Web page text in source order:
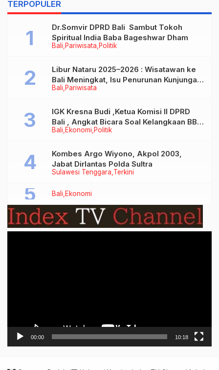
Donor Plasma
2024-2029
TERPOPULER
Bali Pariwisata Politik
Dr.Somvir DPRD Bali Sambut Tokoh
Spiritual India Baba Bageshwar Dham
Bali Pariwisata
Libur Nataru 2025–2026 : Wisatawan ke
Bali Meningkat, Isu Penurunan Kunjungan
Tidak Benar
Bali Ekonomi Politik
IGK Kresna Budi ,Ketua Komisi II DPRD
Bali , Angkat Bicara Soal Kelangkaan BBM
Bersubsidi Jenis Solar
Sulawesi Tenggara Terkini
Kombes Argo Wiyono, Akpol 2003,
Jabat Dirlantas Polda Sultra
Bali Ekonomi
00:00 10:18